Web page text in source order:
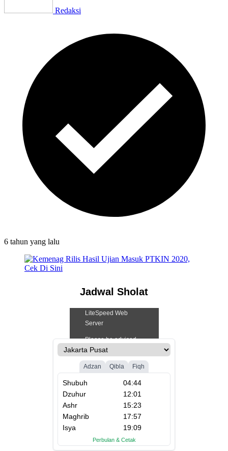
Redaksi
6 tahun yang lalu
Jadwal Sholat